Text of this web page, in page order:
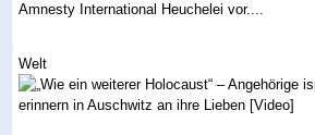
Amnesty International Heuchelei vor....
Welt